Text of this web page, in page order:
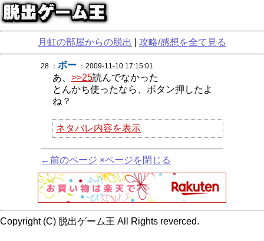
月虹の部屋からの脱出 攻略/感想を全て見る
28 ： ボー ：2009-11-10 17:15:01
あ、 >>25読んでなかった
とんかち使ったなら、ボタン押したよ
ね？
ネタバレ内容を表示
←前のページ ×ページを閉じる
Copyright (C) 脱出ゲーム王 All Rights reverced.